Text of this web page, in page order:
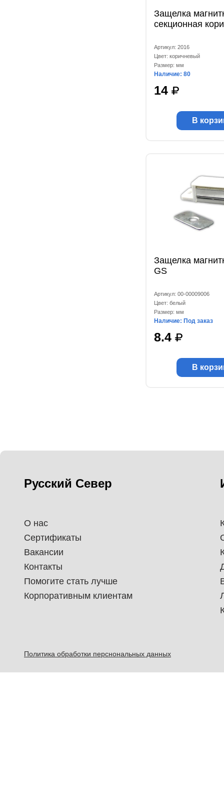
Защелка
секционная
Артикул: 2016
Цвет: коричневый
Размер: мм
Наличие: 80
14
В
Защелка
GS
Артикул: 00-00009006
Цвет: белый
Размер: мм
Наличие: Под заказ
8.4
В
Русский Север
О нас
Сертификаты
Вакансии
Контакты
Помогите стать лучше
Корпоративным клиентам
Политика обработки перснональных данных